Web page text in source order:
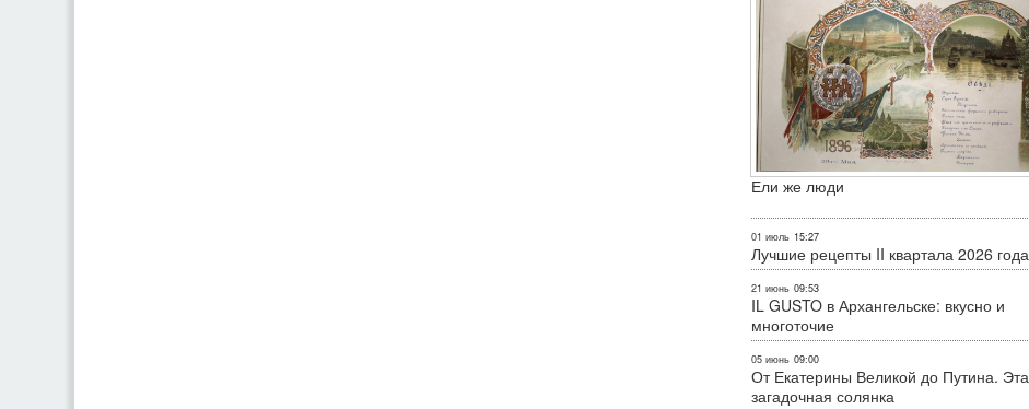
Ели же люди
01 июль 15:27
Лучшие рецепты II квартала 2026 года
21 июнь 09:53
IL GUSTO в Архангельске: вкусно и
многоточие
05 июнь 09:00
От Екатерины Великой до Путина. Эта
загадочная солянка